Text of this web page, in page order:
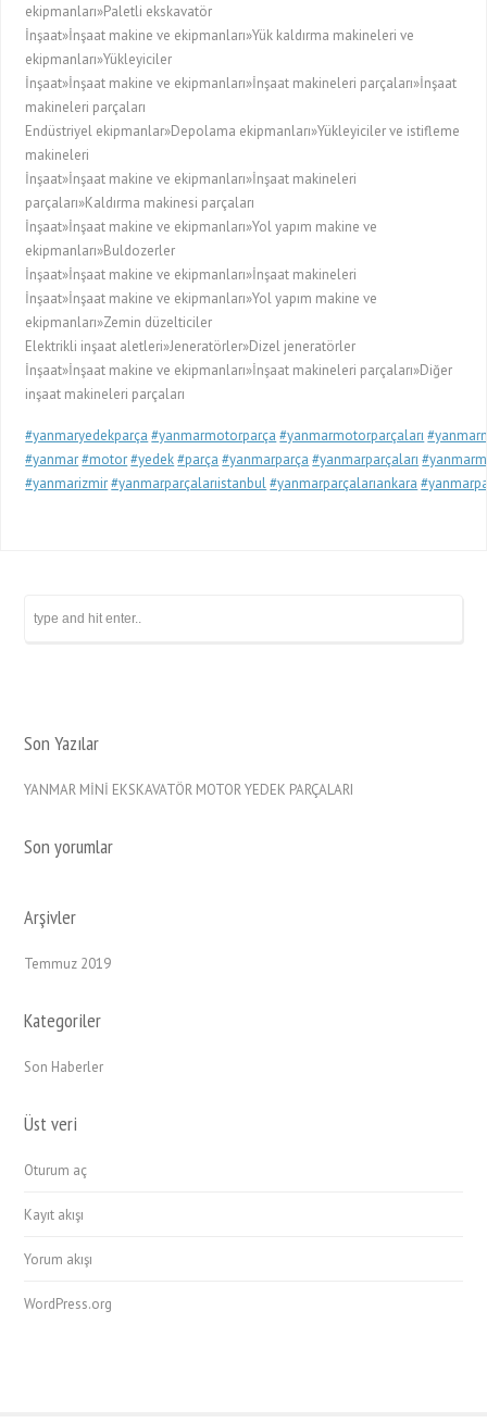
ekipmanları»Paletli ekskavatör
İnşaat»İnşaat makine ve ekipmanları»Yük kaldırma makineleri ve
ekipmanları»Yükleyiciler
İnşaat»İnşaat makine ve ekipmanları»İnşaat makineleri parçaları»İnşaat
makineleri parçaları
Endüstriyel ekipmanlar»Depolama ekipmanları»Yükleyiciler ve istifleme
makineleri
İnşaat»İnşaat makine ve ekipmanları»İnşaat makineleri
parçaları»Kaldırma makinesi parçaları
İnşaat»İnşaat makine ve ekipmanları»Yol yapım makine ve
ekipmanları»Buldozerler
İnşaat»İnşaat makine ve ekipmanları»İnşaat makineleri
İnşaat»İnşaat makine ve ekipmanları»Yol yapım makine ve
ekipmanları»Zemin düzelticiler
Elektrikli inşaat aletleri»Jeneratörler»Dizel jeneratörler
İnşaat»İnşaat makine ve ekipmanları»İnşaat makineleri parçaları»Diğer
inşaat makineleri parçaları
#yanmaryedekparça #yanmarmotorparça #yanmarmotorparçaları
#yanmar#motor#yedek#parça #yanmarparça #yanmarparçaları
#yanmarizmir#yanmarparçalarıistanbul#yanmarparçalarıankara
Son Yazılar
YANMAR MİNİ EKSKAVATÖR MOTOR YEDEK PARÇALARI
Son yorumlar
Arşivler
Temmuz 2019
Kategoriler
Son Haberler
Üst veri
Oturum aç
Kayıt akışı
Yorum akışı
WordPress.org